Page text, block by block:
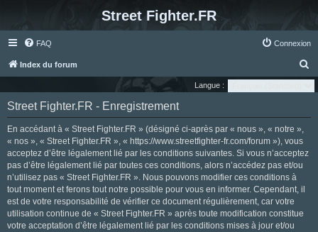
Street Fighter.FR
FAQ Connexion
Index du forum
e
Langue :
Street Fighter.FR - Enregistrement
En accédant à « Street Fighter.FR » (désigné ci-après par « nous », « notre »,
« nos », « Street Fighter.FR », « https://www.streetfighter-fr.com/forum »), vous
acceptez d’être légalement lié par les conditions suivantes. Si vous n’acceptez
pas d’être légalement lié par toutes ces conditions, alors n’accédez pas et/ou
n’utilisez pas « Street Fighter.FR ». Nous pouvons modifier ces conditions à
tout moment et ferons tout notre possible pour vous en informer. Cependant, il
est de votre responsabilité de vérifier ce document régulièrement, car votre
utilisation continue de « Street Fighter.FR » après toute modification constitue
votre acceptation d’être légalement lié par les conditions mises à jour et/ou